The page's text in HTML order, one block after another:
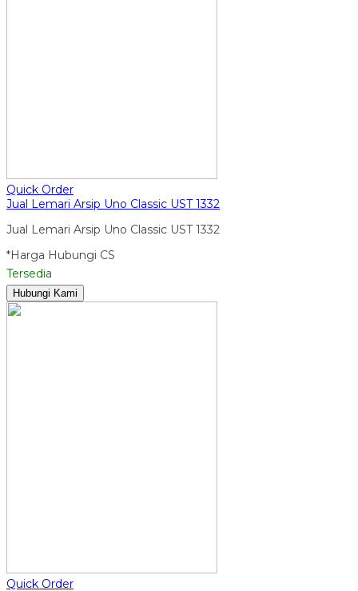
Quick Order
Jual Lemari Arsip Uno Classic UST 1332
Jual Lemari Arsip Uno Classic UST 1332
*Harga Hubungi CS
Tersedia
Hubungi Kami
Quick Order